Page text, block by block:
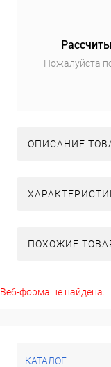
Пожалуйста
ОПИСАНИЕ
ПОХОЖИЕ
Веб-форма не найдена.
КАТАЛОГ